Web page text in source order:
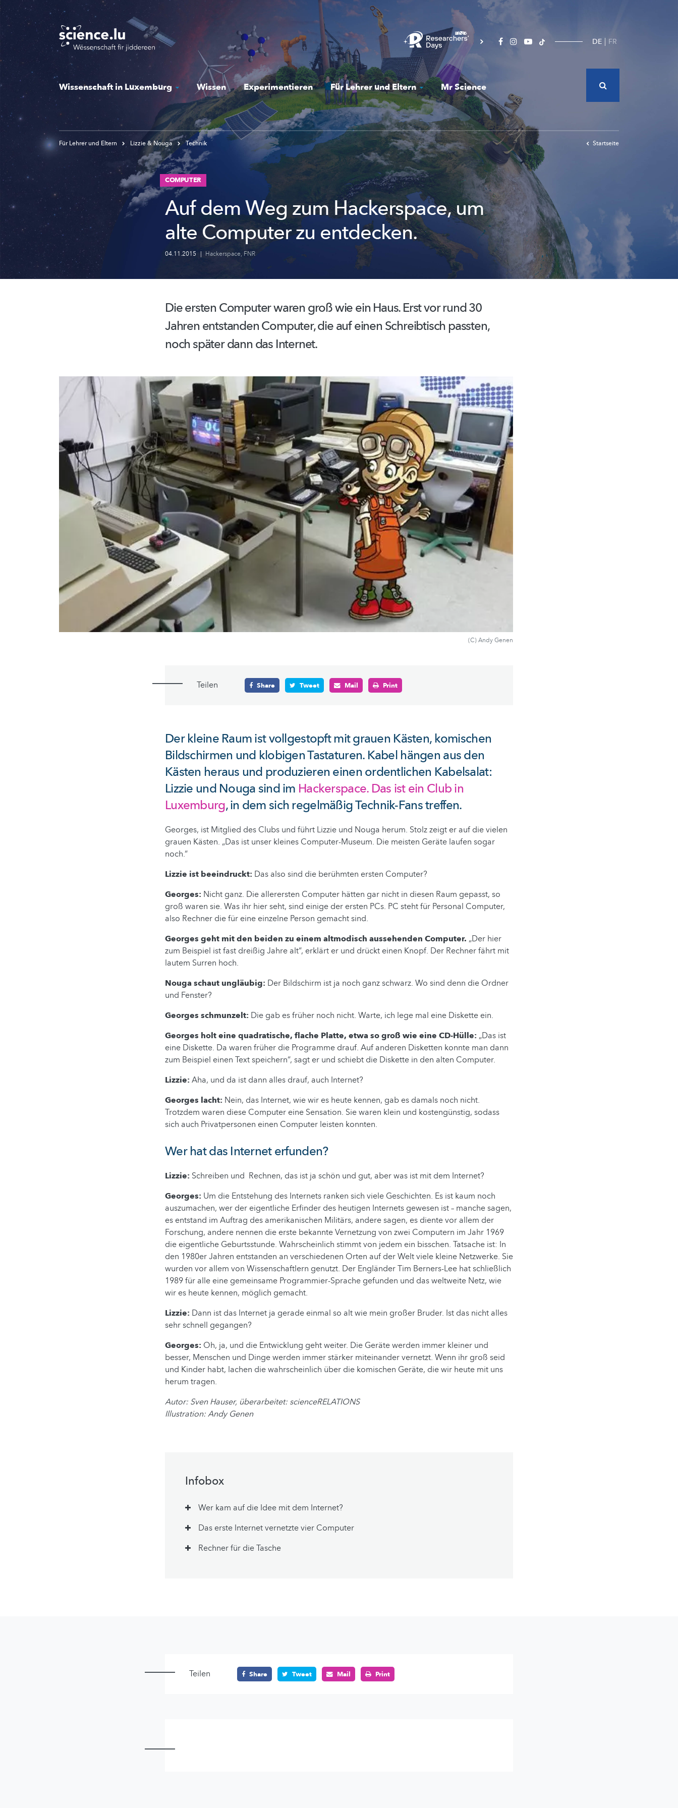
Skip
to
main
content
DE FR
Wissenschaft in Luxemburg Wissen Experimentieren Für Lehrer und Eltern Mr Science
Für Lehrer und Eltern Lizzie & Nouga Technik Startseite
COMPUTER
Auf dem Weg zum Hackerspace, um
alte Computer zu entdecken.
04.11.2015 | Hackerspace, FNR
Die ersten Computer waren groß wie ein Haus. Erst vor rund 30
Jahren entstanden Computer, die auf einen Schreibtisch passten,
noch später dann das Internet.
(C) Andy Genen
Teilen Share Tweet Mail Print
Der kleine Raum ist vollgestopft mit grauen Kästen, komischen
Bildschirmen und klobigen Tastaturen. Kabel hängen aus den
Kästen heraus und produzieren einen ordentlichen Kabelsalat:
Lizzie und Nouga sind im Hackerspace. Das ist ein Club in
Luxemburg, in dem sich regelmäßig Technik-Fans treffen.
Georges, ist Mitglied des Clubs und führt Lizzie und Nouga herum. Stolz zeigt er auf die vielen
grauen Kästen. „Das ist unser kleines Computer-Museum. Die meisten Geräte laufen sogar
noch.“
Lizzie ist beeindruckt: Das also sind die berühmten ersten Computer?
Georges: Nicht ganz. Die allerersten Computer hätten gar nicht in diesen Raum gepasst, so
groß waren sie. Was ihr hier seht, sind einige der ersten PCs. PC steht für Personal Computer,
also Rechner die für eine einzelne Person gemacht sind.
Georges geht mit den beiden zu einem altmodisch aussehenden Computer. „Der hier
zum Beispiel ist fast dreißig Jahre alt“, erklärt er und drückt einen Knopf. Der Rechner fährt mit
lautem Surren hoch.
Nouga schaut ungläubig: Der Bildschirm ist ja noch ganz schwarz. Wo sind denn die Ordner
und Fenster?
Georges schmunzelt: Die gab es früher noch nicht. Warte, ich lege mal eine Diskette ein.
Georges holt eine quadratische, flache Platte, etwa so groß wie eine CD-Hülle: „Das ist
eine Diskette. Da waren früher die Programme drauf. Auf anderen Disketten konnte man dann
zum Beispiel einen Text speichern“, sagt er und schiebt die Diskette in den alten Computer.
Lizzie: Aha, und da ist dann alles drauf, auch Internet?
Georges lacht: Nein, das Internet, wie wir es heute kennen, gab es damals noch nicht.
Trotzdem waren diese Computer eine Sensation. Sie waren klein und kostengünstig, sodass
sich auch Privatpersonen einen Computer leisten konnten.
Wer hat das Internet erfunden?
Lizzie: Schreiben und Rechnen, das ist ja schön und gut, aber was ist mit dem Internet?
Georges: Um die Entstehung des Internets ranken sich viele Geschichten. Es ist kaum noch
auszumachen, wer der eigentliche Erfinder des heutigen Internets gewesen ist – manche sagen,
es entstand im Auftrag des amerikanischen Militärs, andere sagen, es diente vor allem der
Forschung, andere nennen die erste bekannte Vernetzung von zwei Computern im Jahr 1969
die eigentliche Geburtsstunde. Wahrscheinlich stimmt von jedem ein bisschen. Tatsache ist: In
den 1980er Jahren entstanden an verschiedenen Orten auf der Welt viele kleine Netzwerke. Sie
wurden vor allem von Wissenschaftlern genutzt. Der Engländer Tim Berners-Lee hat schließlich
1989 für alle eine gemeinsame Programmier-Sprache gefunden und das weltweite Netz, wie
wir es heute kennen, möglich gemacht.
Lizzie: Dann ist das Internet ja gerade einmal so alt wie mein großer Bruder. Ist das nicht alles
sehr schnell gegangen?
Georges: Oh, ja, und die Entwicklung geht weiter. Die Geräte werden immer kleiner und
besser, Menschen und Dinge werden immer stärker miteinander vernetzt. Wenn ihr groß seid
und Kinder habt, lachen die wahrscheinlich über die komischen Geräte, die wir heute mit uns
herum tragen.
Autor: Sven Hauser, überarbeitet: scienceRELATIONS
Illustration:Andy Genen
Infobox
Wer kam auf die Idee mit dem Internet?
Das erste Internet vernetzte vier Computer
Rechner für die Tasche
Teilen Share Tweet Mail Print